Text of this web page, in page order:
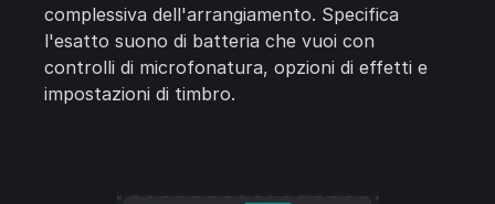
complessiva dell'arrangiamento. Specifica
l'esatto suono di batteria che vuoi con
controlli di microfonatura, opzioni di effetti e
impostazioni di timbro.